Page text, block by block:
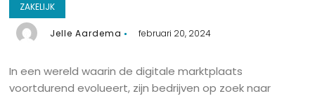
ZAKELIJK
Jelle Aardema februari 20, 2024
In een wereld waarin de digitale marktplaats
voortdurend evolueert, zijn bedrijven op zoek naar